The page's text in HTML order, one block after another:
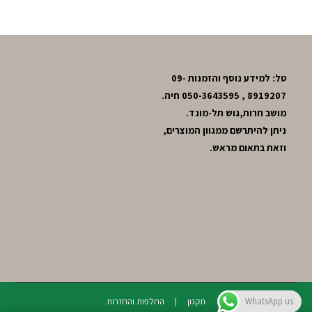
טל: למידע נוסף והזמנות 09-
8919207 , 050-3643595 חיה.
מושב חרות,גוש תל-מונד.
ניתן להיתרשם ממגוון המוצרים,
וזאת בתאום מראש.
תקנון החלפות והחזרות WhatsApp us